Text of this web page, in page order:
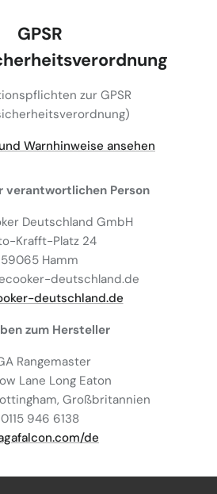
GPSR
zur GPSR
Warnhinweise ansehen
verantwortlichen Person
Deutschland GmbH
Krafft-Platz 24
59065 Hamm
deutschland.de
deutschland.de
zum Hersteller
Rangemaster
Lane Long Eaton
Großbritannien
0115 946 6138
de